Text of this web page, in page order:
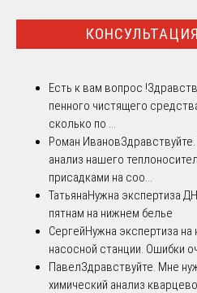
Есть к вам вопрос !
пенного чистящего
сколько по ...
Роман Иванов
анализ нашего
присадками на соо...
ТатьянаНужна экспертиза
пятнам на нижнем белье
СергейНужна экспертиза
насосной станции. Ошибки
ПавелЗдравствуйте. Мне
химический анализ